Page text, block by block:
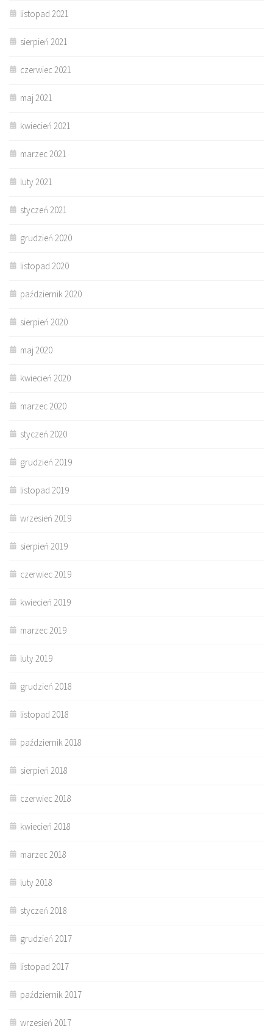
listopad 2021
sierpień 2021
czerwiec 2021
maj 2021
kwiecień 2021
marzec 2021
luty 2021
styczeń 2021
grudzień 2020
listopad 2020
październik 2020
sierpień 2020
maj 2020
kwiecień 2020
marzec 2020
styczeń 2020
grudzień 2019
listopad 2019
wrzesień 2019
sierpień 2019
czerwiec 2019
kwiecień 2019
marzec 2019
luty 2019
grudzień 2018
listopad 2018
październik 2018
sierpień 2018
czerwiec 2018
kwiecień 2018
marzec 2018
luty 2018
styczeń 2018
grudzień 2017
listopad 2017
październik 2017
wrzesień 2017